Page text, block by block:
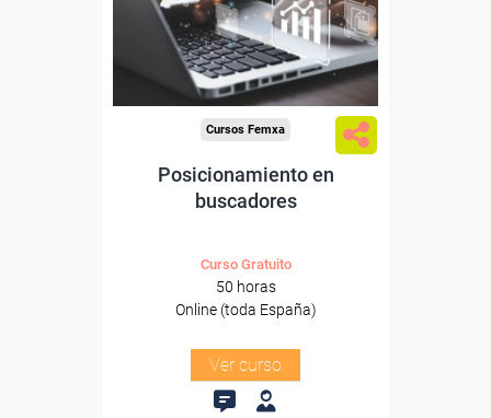
Sector
-Comercio.
Cursos Femxa
Posicionamiento en
buscadores
Curso Gratuito
50 horas
Online (toda España)
Ver curso